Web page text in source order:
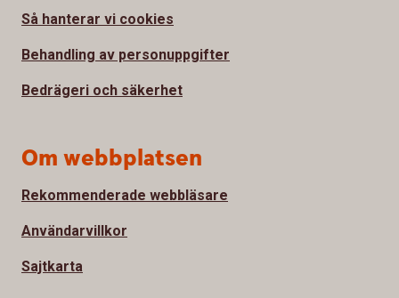
Så hanterar vi cookies
Behandling av personuppgifter
Bedrägeri och säkerhet
Om webbplatsen
Rekommenderade webbläsare
Användarvillkor
Sajtkarta